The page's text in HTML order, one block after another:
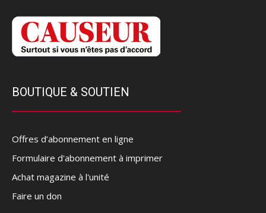
BOUTIQUE & SOUTIEN
Offres d’abonnement en ligne
Formulaire d'abonnement à imprimer
Achat magazine à l'unité
Faire un don